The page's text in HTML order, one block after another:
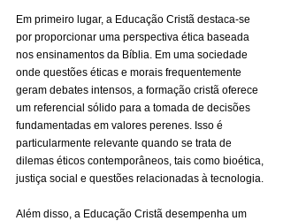
Em primeiro lugar, a Educação Cristã destaca-se
por proporcionar uma perspectiva ética baseada
nos ensinamentos da Bíblia. Em uma sociedade
onde questões éticas e morais frequentemente
geram debates intensos, a formação cristã oferece
um referencial sólido para a tomada de decisões
fundamentadas em valores perenes. Isso é
particularmente relevante quando se trata de
dilemas éticos contemporâneos, tais como bioética,
justiça social e questões relacionadas à tecnologia.
Além disso, a Educação Cristã desempenha um